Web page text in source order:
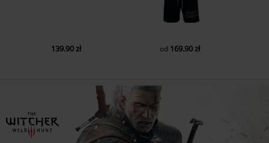
139.90 zł od 169.90 zł